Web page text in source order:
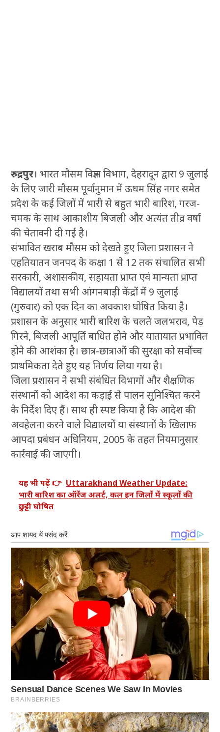
रुद्रपुर। भारत मौसम विज्ञान विभाग, देहरादून द्वारा 9 जुलाई
के लिए जारी मौसम पूर्वानुमान में ऊधम सिंह नगर समेत
प्रदेश के कई जिलों में भारी से बहुत भारी बारिश, गरज-
चमक के साथ आकाशीय बिजली और अत्यंत तीव्र वर्षा
की चेतावनी दी गई है।
संभावित खराब मौसम को देखते हुए जिला प्रशासन ने
एहतियातन जनपद के कक्षा 1 से 12 तक संचालित सभी
सरकारी, अशासकीय, सहायता प्राप्त एवं मान्यता प्राप्त
विद्यालयों तथा सभी आंगनबाड़ी केंद्रों में 9 जुलाई
(गुरुवार) को एक दिन का अवकाश घोषित किया है।
प्रशासन के अनुसार भारी बारिश के चलते जलभराव, पेड़
गिरने, बिजली आपूर्ति बाधित होने और यातायात प्रभावित
होने की आशंका है। छात्र-छात्राओं की सुरक्षा को सर्वोच्च
प्राथमिकता देते हुए यह निर्णय लिया गया है।
जिला प्रशासन ने सभी संबंधित विभागों और शैक्षणिक
संस्थानों को आदेश का कड़ाई से पालन सुनिश्चित करने
के निर्देश दिए हैं। साथ ही स्पष्ट किया है कि आदेश की
अवहेलना करने वाले विद्यालयों या संस्थानों के खिलाफ
आपदा प्रबंधन अधिनियम, 2005 के तहत नियमानुसार
कार्रवाई की जाएगी।
यह भी पढ़ें 👉 Uttarakhand Weather Update:
भारी बारिश का ऑरेंज अलर्ट, कल इन जिलों में स्कूलों की
छुट्टी घोषित